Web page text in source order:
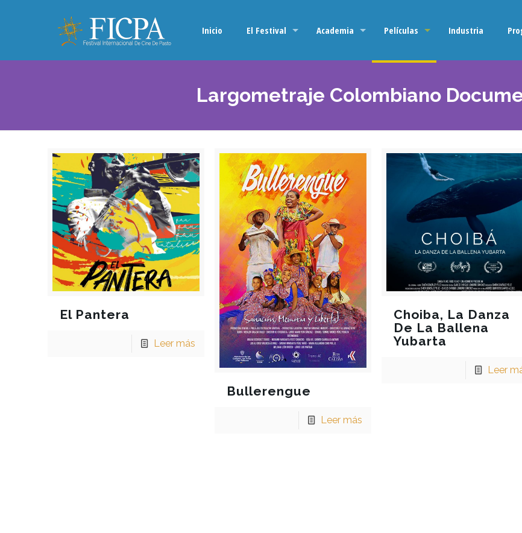
Inicio El Festival Academia Películas Industria
Largometraje Colombiano
El Pantera
Leer más
Bullerengue
Leer más
Choiba, La Danza
De La Ballena
Yubarta
Leer